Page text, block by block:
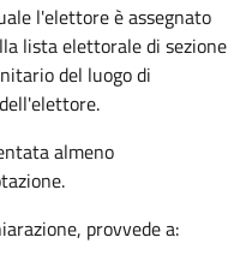
l'elettore è assegnato
lista elettorale di sezione
del luogo di
almeno
provvede a: